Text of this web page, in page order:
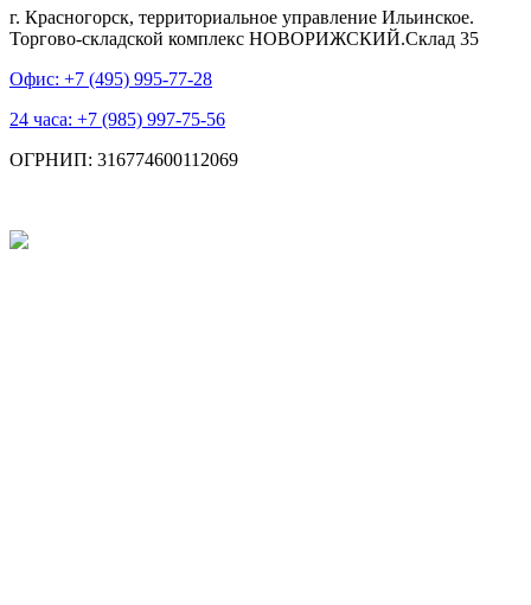
г. Красногорск, территориальное управление Ильинское.
Торгово-складской комплекс НОВОРИЖСКИЙ.Склад 35
Офис: +7 (495) 995-77-28
24 часа: +7 (985) 997-75-56
ОГРНИП: 316774600112069